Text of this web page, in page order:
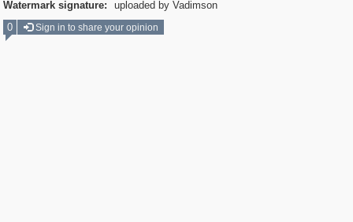
Watermark signature:
uploaded by Vadimson
0
Sign in to share your opinion